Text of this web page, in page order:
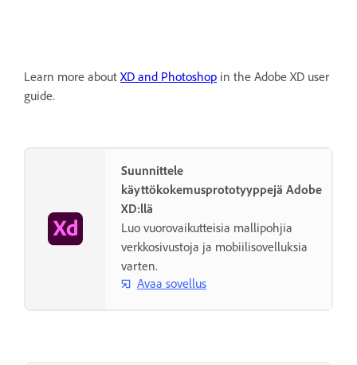
Learn more about XD and Photoshop in the Adobe XD user
guide.
Suunnittele
käyttökokemusprototyyppejä Adobe
XD:llä
Luo vuorovaikutteisia mallipohjia
verkkosivustoja ja mobiilisovelluksia
varten.
Avaa sovellus